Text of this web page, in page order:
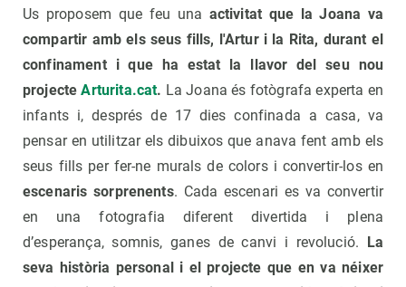
Us proposem que feu una activitat que la Joana va
compartir amb els seus fills, l'Artur i la Rita, durant el
confinament i que ha estat la llavor del seu nou
projecteArturita.cat. La Joana és fotògrafa experta en
infants i, després de 17 dies confinada a casa, va
pensar en utilitzar els dibuixos que anava fent amb els
seus fills per fer-ne murals de colors i convertir-los en
escenaris sorprenents. Cada escenari es va convertir
en una fotografia diferent divertida i plena
d’esperança, somnis, ganes de canvi i revolució.
La
seva història personal i el projecte que en va néixer